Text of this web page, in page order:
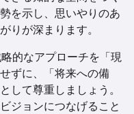
を示し、思いやりのあ
りが深まります。
的なアプローチを「現
ずに、「将来への備
して尊重しましょう。
ジョンにつなげること